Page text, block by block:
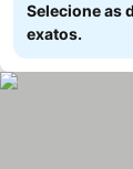
Selecione as
exatos.